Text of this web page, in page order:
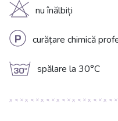
H nu înălbiți
L curățare chimică
g spălare la 30°C